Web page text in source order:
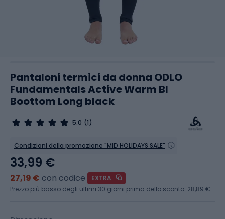
Pantaloni termici da donna ODLO
Fundamentals Active Warm Bl
Boottom Long black
5.0 (1)
Condizioni della promozione "MID HOLIDAYS SALE"
33,99 €
27,19 € con codice
EXTRA
Prezzo più basso degli ultimi 30 giorni prima dello sconto: 28,89 €